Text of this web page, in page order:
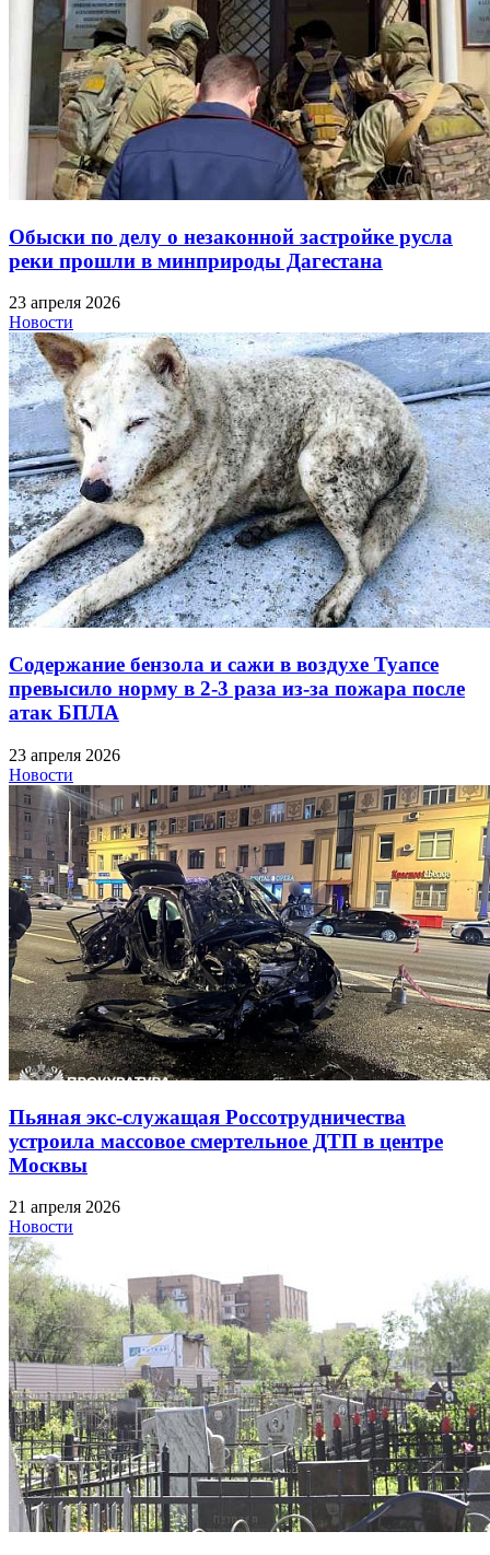
Обыски по делу о незаконной застройке русла
реки прошли в минприроды Дагестана
23 апреля 2026
Новости
Содержание бензола и сажи в воздухе Туапсе
превысило норму в 2-3 раза из-за пожара после
атак БПЛА
23 апреля 2026
Новости
Пьяная экс-служащая Россотрудничества
устроила массовое смертельное ДТП в центре
Москвы
21 апреля 2026
Новости